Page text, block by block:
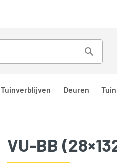
Tuinverblijven Deuren
VU-BB